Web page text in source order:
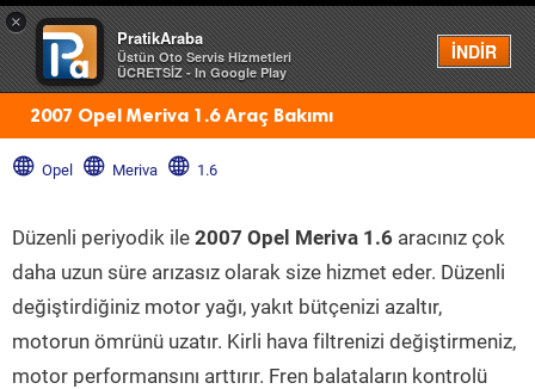
×
PratikAraba
Üstün Oto Servis Hizmetleri
ÜCRETSİZ - In Google Play
İNDİR
Menü
2007 Opel Meriva 1.6 Araç Bakımı
Opel Meriva 1.6
Düzenli periyodik ile 2007 Opel Meriva 1.6 aracınız çok
daha uzun süre arızasız olarak size hizmet eder. Düzenli
değiştirdiğiniz motor yağı, yakıt bütçenizi azaltır,
motorun ömrünü uzatır. Kirli hava filtrenizi değiştirmeniz,
motor performansını arttırır. Fren balataların kontrolü